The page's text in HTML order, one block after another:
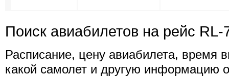
Поиск авиабилетов на рейс RL-
Расписание, цену авиабилета, время
какой самолет и другую информацию